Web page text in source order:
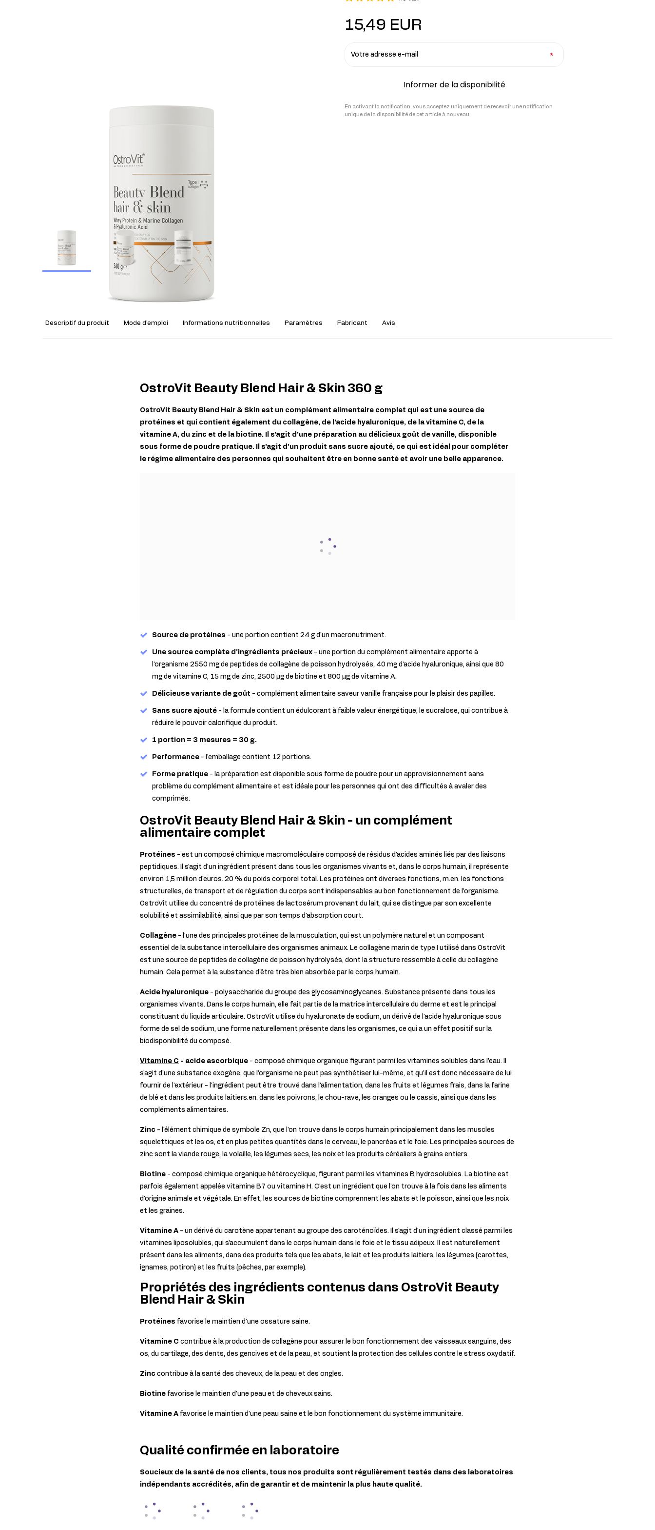
15,49 EUR
Votre adresse e-mail
Informer de la disponibilité
En activant la notification, vous acceptez uniquement de recevoir une notification
unique de la disponibilité de cet article à nouveau.
Descriptif du produit Mode d'emploi Informations nutritionnelles Paramètres Fabricant Avis
OstroVit Beauty Blend Hair & Skin 360 g
OstroVit Beauty Blend Hair & Skin est un complément alimentaire complet qui est une source de
protéines et qui contient également du collagène, de l'acide hyaluronique, de la vitamine C, de la
vitamine A, du zinc et de la biotine. Il s'agit d'une préparation au délicieux goût de vanille, disponible
sous forme de poudre pratique. Il s'agit d'un produit sans sucre ajouté, ce qui est idéal pour compléter
le régime alimentaire des personnes qui souhaitent être en bonne santé et avoir une belle apparence.
Source de protéines - une portion contient 24 g d'un macronutriment.
Une source complète d'ingrédients précieux - une portion du complément alimentaire apporte à
l'organisme 2550 mg de peptides de collagène de poisson hydrolysés, 40 mg d'acide hyaluronique, ainsi que 80
mg de vitamine C, 15 mg de zinc, 2500 μg de biotine et 800 μg de vitamine A.
Délicieuse variante de goût - complément alimentaire saveur vanille française pour le plaisir des papilles.
Sans sucre ajouté - la formule contient un édulcorant à faible valeur énergétique, le sucralose, qui contribue à
réduire le pouvoir calorifique du produit.
1 portion = 3 mesures = 30 g.
Performance - l'emballage contient 12 portions.
Forme pratique - la préparation est disponible sous forme de poudre pour un approvisionnement sans
problème du complément alimentaire et est idéale pour les personnes qui ont des difficultés à avaler des
comprimés.
OstroVit Beauty Blend Hair & Skin - un complément
alimentaire complet
Protéines - est un composé chimique macromoléculaire composé de résidus d'acides aminés liés par des liaisons
peptidiques. Il s'agit d'un ingrédient présent dans tous les organismes vivants et, dans le corps humain, il représente
environ 1,5 million d'euros. 20 % du poids corporel total. Les protéines ont diverses fonctions, m.en. les fonctions
structurelles, de transport et de régulation du corps sont indispensables au bon fonctionnement de l'organisme.
OstroVit utilise du concentré de protéines de lactosérum provenant du lait, qui se distingue par son excellente
solubilité et assimilabilité, ainsi que par son temps d'absorption court.
Collagène - l'une des principales protéines de la musculation, qui est un polymère naturel et un composant
essentiel de la substance intercellulaire des organismes animaux. Le collagène marin de type I utilisé dans OstroVit
est une source de peptides de collagène de poisson hydrolysés, dont la structure ressemble à celle du collagène
humain. Cela permet à la substance d'être très bien absorbée par le corps humain.
Acide hyaluronique - polysaccharide du groupe des glycosaminoglycanes. Substance présente dans tous les
organismes vivants. Dans le corps humain, elle fait partie de la matrice intercellulaire du derme et est le principal
constituant du liquide articulaire. OstroVit utilise du hyaluronate de sodium, un dérivé de l'acide hyaluronique sous
forme de sel de sodium, une forme naturellement présente dans les organismes, ce qui a un effet positif sur la
biodisponibilité du composé.
Vitamine C - acide ascorbique - composé chimique organique figurant parmi les vitamines solubles dans l'eau. Il
s'agit d'une substance exogène, que l'organisme ne peut pas synthétiser lui-même, et qu'il est donc nécessaire de lui
fournir de l'extérieur - l'ingrédient peut être trouvé dans l'alimentation, dans les fruits et légumes frais, dans la farine
de blé et dans les produits laitiers.en. dans les poivrons, le chou-rave, les oranges ou le cassis, ainsi que dans les
compléments alimentaires.
Zinc - l'élément chimique de symbole Zn, que l'on trouve dans le corps humain principalement dans les muscles
squelettiques et les os, et en plus petites quantités dans le cerveau, le pancréas et le foie. Les principales sources de
zinc sont la viande rouge, la volaille, les légumes secs, les noix et les produits céréaliers à grains entiers.
Biotine - composé chimique organique hétérocyclique, figurant parmi les vitamines B hydrosolubles. La biotine est
parfois également appelée vitamine B7 ou vitamine H. C'est un ingrédient que l'on trouve à la fois dans les aliments
d'origine animale et végétale. En effet, les sources de biotine comprennent les abats et le poisson, ainsi que les noix
et les graines.
Vitamine A - un dérivé du carotène appartenant au groupe des caroténoïdes. Il s'agit d'un ingrédient classé parmi les
vitamines liposolubles, qui s'accumulent dans le corps humain dans le foie et le tissu adipeux. Il est naturellement
présent dans les aliments, dans des produits tels que les abats, le lait et les produits laitiers, les légumes (carottes,
ignames, potiron) et les fruits (pêches, par exemple).
Propriétés des ingrédients contenus dans OstroVit Beauty
Blend Hair & Skin
Protéines favorise le maintien d'une ossature saine.
Vitamine C contribue à la production de collagène pour assurer le bon fonctionnement des vaisseaux sanguins, des
os, du cartilage, des dents, des gencives et de la peau, et soutient la protection des cellules contre le stress oxydatif.
Zinc contribue à la santé des cheveux, de la peau et des ongles.
Biotine favorise le maintien d'une peau et de cheveux sains.
Vitamine A favorise le maintien d'une peau saine et le bon fonctionnement du système immunitaire.
Qualité confirmée en laboratoire
Soucieux de la santé de nos clients, tous nos produits sont régulièrement testés dans des laboratoires
indépendants accrédités, afin de garantir et de maintenir la plus haute qualité.